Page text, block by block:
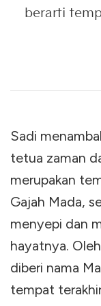
berarti
Sadi
tetua zaman
merupakan
Gajah Mada,
menyepi dan
hayatnya.
diberi nama
tempat